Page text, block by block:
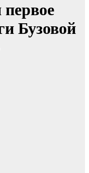
первое
Бузовой